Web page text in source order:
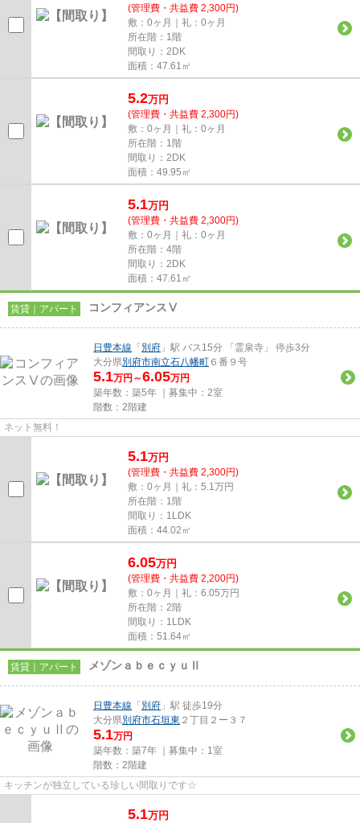
(管理費・共益費 2,300円)
敷：0ヶ月｜礼：0ヶ月
所在階：1階
間取り：2DK
面積：47.61㎡
5.2万円
(管理費・共益費 2,300円)
敷：0ヶ月｜礼：0ヶ月
所在階：1階
間取り：2DK
面積：49.95㎡
5.1万円
(管理費・共益費 2,300円)
敷：0ヶ月｜礼：0ヶ月
所在階：4階
間取り：2DK
面積：47.61㎡
賃貸｜アパート コンフィアンスⅤ
日豊本線 「 別府 」駅 バス15分 「霊泉寺」 停歩3分
大分県別府市南立石八幡町 ６番９号
5.1万円～6.05万円
築年数：築5年 ｜募集中： 2室
階数：2階建
ネット無料！
5.1万円
(管理費・共益費 2,300円)
敷：0ヶ月｜礼：5.1万円
所在階：1階
間取り：1LDK
面積：44.02㎡
6.05万円
(管理費・共益費 2,200円)
敷：0ヶ月｜礼：6.05万円
所在階：2階
間取り：1LDK
面積：51.64㎡
賃貸｜アパート メゾンａｂｅｃｙｕⅡ
日豊本線 「 別府 」駅 徒歩19分
大分県別府市石垣東 ２丁目２ー３７
5.1万円
築年数：築7年 ｜募集中： 1室
階数：2階建
キッチンが独立している珍しい間取りです☆
5.1万円